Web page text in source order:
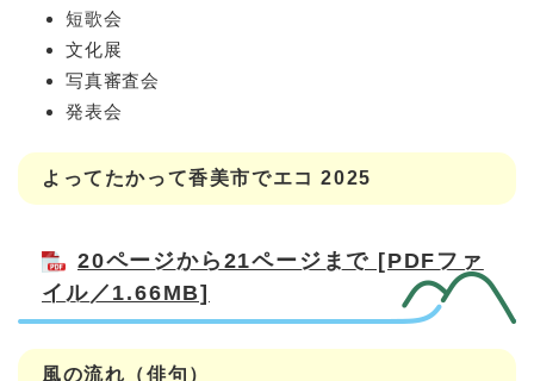
短歌会
文化展
写真審査会
発表会
よってたかって香美市でエコ 2025
20ページから21ページまで [PDFファ
イル／1.66MB]
風の流れ（俳句）